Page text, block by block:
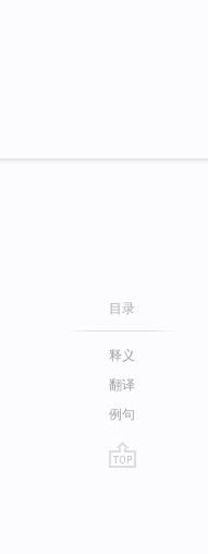
目录
释义
翻译
例句